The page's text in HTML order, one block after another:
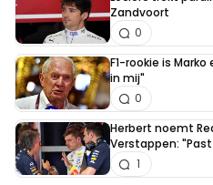
Zandvoort
0
F1-rookie is
in mij"
0
Herbert noemt
Verstappen:
1